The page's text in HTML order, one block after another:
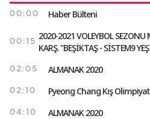
00:00 Haber Bülteni
00:15
2020‐2021 VOLEYBOL
KARŞ. "BEŞİKTAŞ - SİSTEM9
02:05 ALMANAK 2020
02:10 Pyeong Chang Kış
04:10 ALMANAK 2020